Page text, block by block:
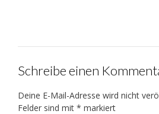
Schreibe einen
Deine E-Mail-Adresse wird nicht
Felder sind mit * markiert